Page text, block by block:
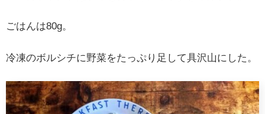
ごはんは80g。
冷凍のボルシチに野菜をたっぷり足して具沢山にした。